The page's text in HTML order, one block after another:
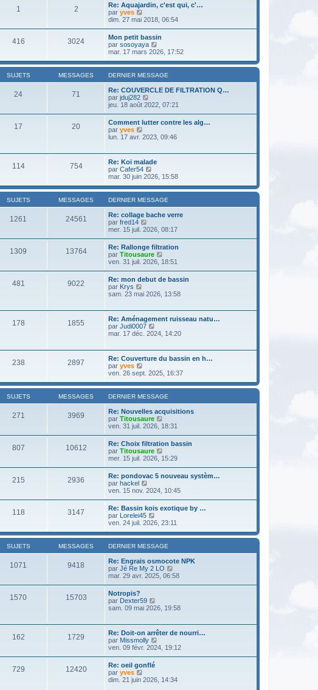
l
e
d
e
r
n
i
e
r
m
e
s
a
1 2
Re: Aquajardin, c'est qui, c'…
par yves
o
l
e
d
e
n
i
e
r
m
e
s
a
dim. 27 mai 2018, 06:54
416 3024
Mon petit bassin
par sosoyaya
o
r
l
d
e
r
n
i
e
m
s
g
e
mar. 17 mars 2026, 17:52
SUJETS MESSAGES DERNIER MESSAGE
24 71
Re: COUVERCLE DE FILTRATION Q…
par jduj282
o
l
e
d
r
n
i
e
r
m
e
s
s
g
jeu. 18 août 2022, 07:21
17 20
Comment lutter contre les alg…
par yves
o
l
e
d
e
r
i
e
r
m
e
s
s
a
g
lun. 17 avr. 2023, 09:46
114 754
Re: Koi malade
par Cafer54
o
r
l
d
e
r
n
i
e
r
m
e
s
a
mar. 30 juin 2026, 15:58
SUJETS MESSAGES DERNIER MESSAGE
1261 24561
Re: collage bache verre
par fred14
o
l
e
d
e
r
i
r
m
e
s
s
g
e
mer. 15 juil. 2026, 08:17
1309 13764
Re: Rallonge filtration
par Titousaure
o
l
e
d
r
n
e
m
e
s
a
g
ven. 31 juil. 2026, 18:51
481 9022
Re: mon debut de bassin
par Krys
o
e
d
e
n
i
r
m
e
s
s
a
g
e
sam. 23 mai 2026, 13:58
178 1855
Re: Aménagement ruisseau natu…
par Judi0007
o
e
d
e
r
i
e
r
m
e
s
s
a
g
e
mar. 17 déc. 2024, 14:20
238 2897
Re: Couverture du bassin en h…
par yves
o
r
l
d
e
r
n
i
e
r
m
e
s
s
a
ven. 26 sept. 2025, 16:37
SUJETS MESSAGES DERNIER MESSAGE
271 3969
Re: Nouvelles acquisitions
par Titousaure
o
l
e
d
e
r
e
r
m
e
s
s
g
ven. 31 juil. 2026, 18:31
807 10612
Re: Choix filtration bassin
par Titousaure
o
l
e
d
e
r
i
e
r
m
e
s
s
a
mer. 15 juil. 2026, 15:29
215 2936
Re: pondovac 5 nouveau systèm…
par hackel
o
l
e
d
e
n
i
e
r
m
e
s
a
ven. 15 nov. 2024, 10:45
118 3147
Re: Bassin kois exotique by …
par Lorelei45
o
r
l
d
e
r
n
i
m
s
s
a
g
ven. 24 juil. 2026, 23:11
SUJETS MESSAGES DERNIER MESSAGE
1071 9418
Re: Engrais osmocote NPK
par Jé Re My 2 LO
o
e
d
r
n
e
r
s
s
mar. 29 avr. 2025, 06:58
1570 15703
Notropis?
par Dexter59
o
l
e
d
e
r
e
sam. 09 mai 2026, 19:58
162 1729
Re: Doit-on arrêter de nourri…
par Missmolly
o
d
ven. 09 févr. 2024, 19:12
729 12420
Re: oeil gonflé
par yves
o
dim. 21 juin 2026, 14:34